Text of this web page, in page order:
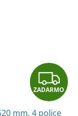
Z
A
ZADARMO
mm, 4 police